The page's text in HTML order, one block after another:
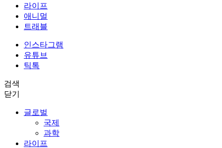
라이프
애니멀
트래블
인스타그램
유튜브
틱톡
검색
닫기
글로벌
국제
과학
라이프